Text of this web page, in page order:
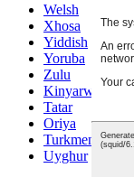
Welsh
Xhosa
Yiddish
Yoruba
Zulu
Kinyarwanda
Tatar
Oriya
Turkmen
Uyghur